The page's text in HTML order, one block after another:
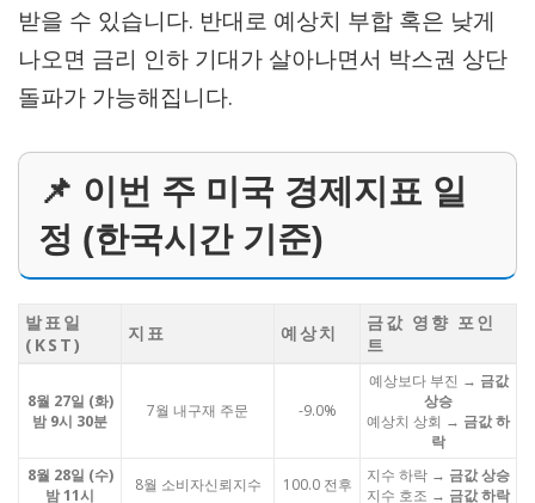
받을 수 있습니다. 반대로 예상치 부합 혹은 낮게
나오면 금리 인하 기대가 살아나면서 박스권 상단
돌파가 가능해집니다.
📌 이번 주 미국 경제지표 일
정 (한국시간 기준)
발표일
(KST)
지표 예상치
금값 영향 포인
트
8월 27일 (화)
밤 9시 30분
7월 내구재 주문 -9.0%
예상보다 부진 → 금값
상승
예상치 상회 → 금값 하
락
8월 28일 (수)
밤 11시
8월 소비자신뢰지수 100.0 전후 지수 하락 → 금값 상승
지수 호조 → 금값 하락